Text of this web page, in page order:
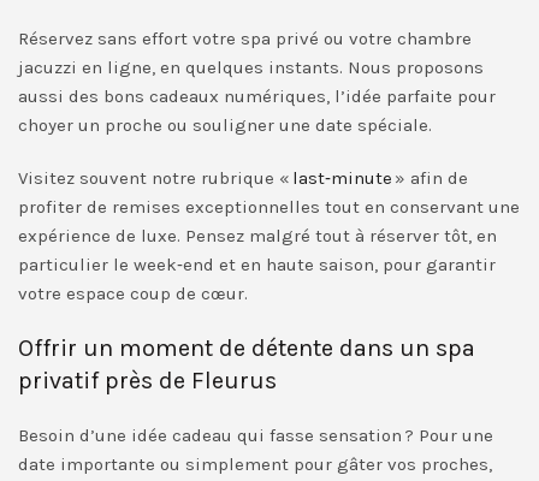
Réservez sans effort votre spa privé ou votre chambre
jacuzzi en ligne, en quelques instants. Nous proposons
aussi des bons cadeaux numériques, l’idée parfaite pour
choyer un proche ou souligner une date spéciale.
Visitez souvent notre rubrique « last‑minute » afin de
profiter de remises exceptionnelles tout en conservant une
expérience de luxe. Pensez malgré tout à réserver tôt, en
particulier le week‑end et en haute saison, pour garantir
votre espace coup de cœur.
Offrir un moment de détente dans un spa
privatif près de Fleurus
Besoin d’une idée cadeau qui fasse sensation ? Pour une
date importante ou simplement pour gâter vos proches,